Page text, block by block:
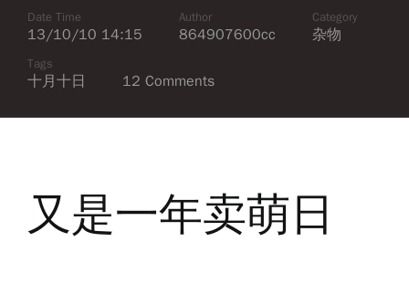
Date Time
13/10/10 14:15
Author
864907600cc
Category
杂物
Tags
十月十日 12 Comments
又是一年卖萌日